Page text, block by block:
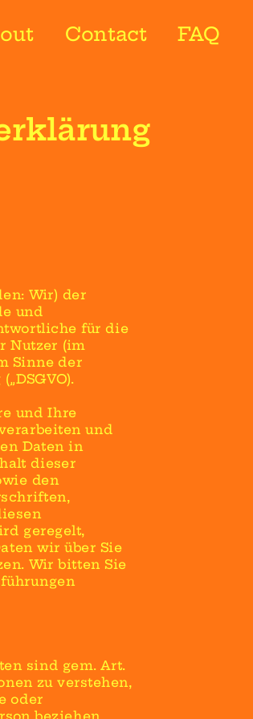
FAQ
Contact
Wir) der
und
für die
Nutzer (im
Sinne der
und Ihre
und
Daten in
dieser
den
geregelt,
wir über Sie
Wir bitten Sie
sind gem. Art.
zu verstehen,
oder
beziehen.